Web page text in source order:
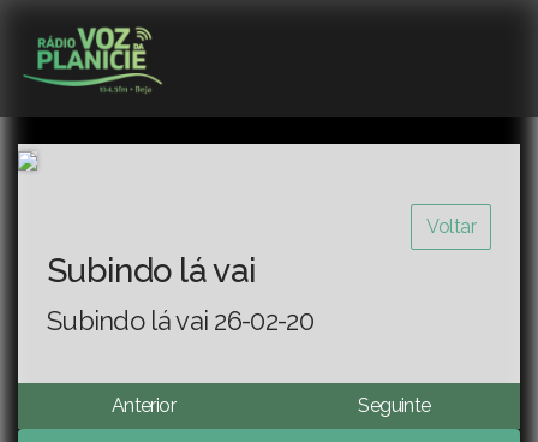
Voltar
Subindo lá vai
Subindo lá vai 26-02-20
Anterior Seguinte